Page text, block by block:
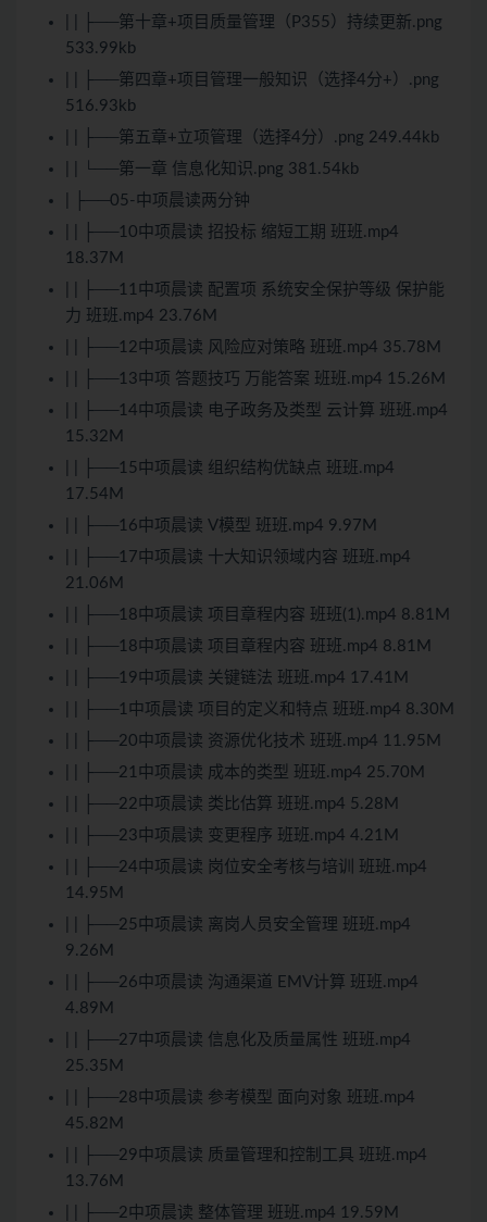
| | ├──第十章+项目质量管理（P355）持续更新.png
533.99kb
| | ├──第四章+项目管理一般知识（选择4分+）.png
516.93kb
| | ├──第五章+立项管理（选择4分）.png 249.44kb
| | └──第一章 信息化知识.png 381.54kb
| ├──05-中项晨读两分钟
| | ├──10中项晨读 招投标 缩短工期 班班.mp4
18.37M
| | ├──11中项晨读 配置项 系统安全保护等级 保护能
力 班班.mp4 23.76M
| | ├──12中项晨读 风险应对策略 班班.mp4 35.78M
| | ├──13中项 答题技巧 万能答案 班班.mp4 15.26M
| | ├──14中项晨读 电子政务及类型 云计算 班班.mp4
15.32M
| | ├──15中项晨读 组织结构优缺点 班班.mp4
17.54M
| | ├──16中项晨读 V模型 班班.mp4 9.97M
| | ├──17中项晨读 十大知识领域内容 班班.mp4
21.06M
| | ├──18中项晨读 项目章程内容 班班(1).mp4 8.81M
| | ├──18中项晨读 项目章程内容 班班.mp4 8.81M
| | ├──19中项晨读 关键链法 班班.mp4 17.41M
| | ├──1中项晨读 项目的定义和特点 班班.mp4 8.30M
| | ├──20中项晨读 资源优化技术 班班.mp4 11.95M
| | ├──21中项晨读 成本的类型 班班.mp4 25.70M
| | ├──22中项晨读 类比估算 班班.mp4 5.28M
| | ├──23中项晨读 变更程序 班班.mp4 4.21M
| | ├──24中项晨读 岗位安全考核与培训 班班.mp4
14.95M
| | ├──25中项晨读 离岗人员安全管理 班班.mp4
9.26M
| | ├──26中项晨读 沟通渠道 EMV计算 班班.mp4
4.89M
| | ├──27中项晨读 信息化及质量属性 班班.mp4
25.35M
| | ├──28中项晨读 参考模型 面向对象 班班.mp4
45.82M
| | ├──29中项晨读 质量管理和控制工具 班班.mp4
13.76M
| | ├──2中项晨读 整体管理 班班.mp4 19.59M